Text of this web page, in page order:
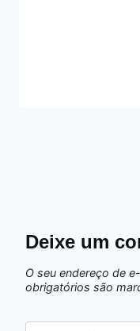
Deixe um
O seu endereço de
obrigatórios são